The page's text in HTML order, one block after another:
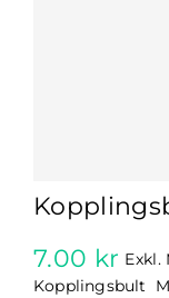
7.00 kr Exkl.
Kopplingsbult